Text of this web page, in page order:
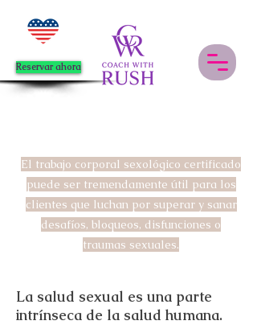
Reservar ahora
El trabajo corporal sexológico certificado
puede ser tremendamente útil para los
clientes que luchan por superar y sanar
desafíos, bloqueos, disfunciones o
traumas sexuales.
La salud sexual es una parte
intrínseca de la salud humana.